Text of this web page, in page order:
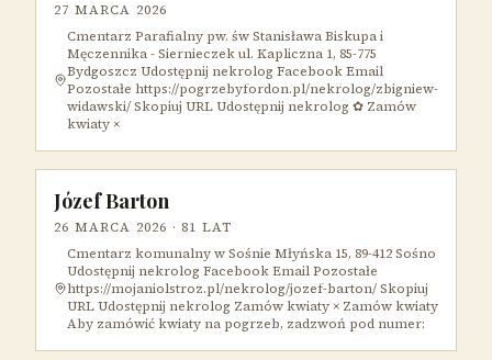
27 MARCA 2026
Cmentarz Parafialny pw. św Stanisława Biskupa i
Męczennika - Siernieczek ul. Kapliczna 1, 85-775
Bydgoszcz Udostępnij nekrolog Facebook Email
Pozostałe https://pogrzebyfordon.pl/nekrolog/zbigniew-
widawski/ Skopiuj URL Udostępnij nekrolog ✿ Zamów
kwiaty ×
Józef Barton
26 MARCA 2026 · 81 LAT
Cmentarz komunalny w Sośnie Młyńska 15, 89-412 Sośno
Udostępnij nekrolog Facebook Email Pozostałe
https://mojaniolstroz.pl/nekrolog/jozef-barton/ Skopiuj
URL Udostępnij nekrolog Zamów kwiaty × Zamów kwiaty
Aby zamówić kwiaty na pogrzeb, zadzwoń pod numer: